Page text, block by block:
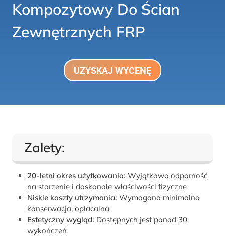
Kompozytowy Do Ścian
Zewnętrznych FRP
UZYSKAJ WYCENĘ
Zalety:
20-letni okres użytkowania: Wyjątkowa odporność
na starzenie i doskonałe właściwości fizyczne
Niskie koszty utrzymania: Wymagana minimalna
konserwacja, opłacalna
Estetyczny wygląd: Dostępnych jest ponad 30
wykończeń